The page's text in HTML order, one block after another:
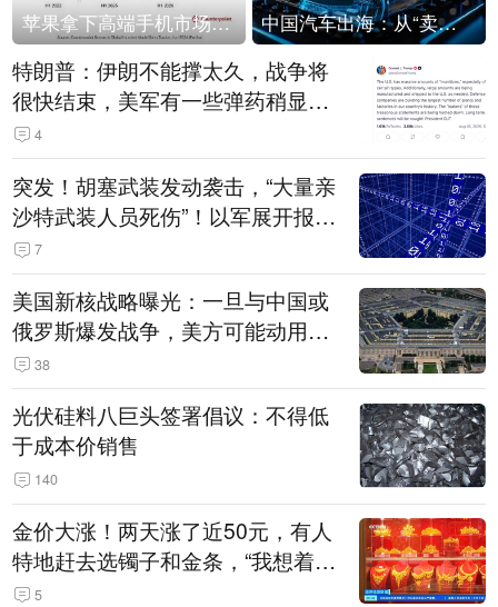
苹果拿下高端手机市场65%的份额：iPhone 17系列功不可没 中国汽车出海：从“卖出去”到“走进去”
特朗普：伊朗不能撑太久，战争将
很快结束，美军有一些弹药稍显紧
张！伊朗公布拟议的海峡管理文本
4
突发！胡塞武装发动袭击，“大量亲
沙特武装人员死伤”！以军展开报复
性空袭
7
美国新核战略曝光：一旦与中国或
俄罗斯爆发战争，美方可能动用战
术核武器
38
光伏硅料八巨头签署倡议：不得低
于成本价销售
140
金价大涨！两天涨了近50元，有人
特地赶去选镯子和金条，“我想着买
起来可以保值，小批量进一些货”
5